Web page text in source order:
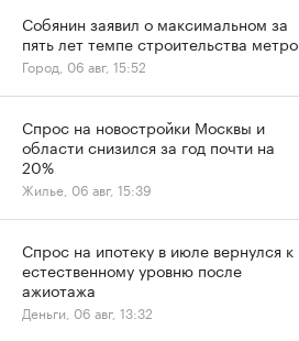
Собянин заявил о максимальном за
пять лет темпе строительства метро
Город, 06 авг, 15:52
Спрос на новостройки Москвы и
области снизился за год почти на
20%
Жилье, 06 авг, 15:39
Спрос на ипотеку в июле вернулся к
естественному уровню после
ажиотажа
Деньги, 06 авг, 13:32